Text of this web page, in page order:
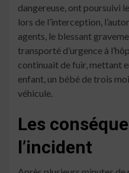
dangereuse, ont poursuivi
lors de l’interception,
agents, le blessant
transporté d’urgence à
continuait de fuir, mettant
enfant, un bébé de trois
véhicule.
Les
l’incident